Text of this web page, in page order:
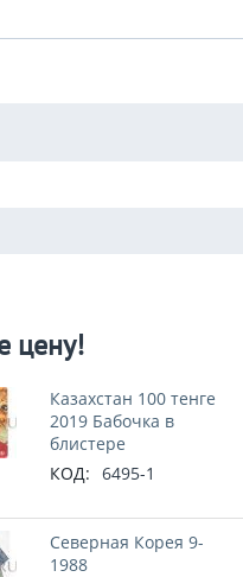
цену!
Казахстан 100 тенге
2019 Бабочка в
блистере
КОД: 6495-1
Северная Корея 9-
1988